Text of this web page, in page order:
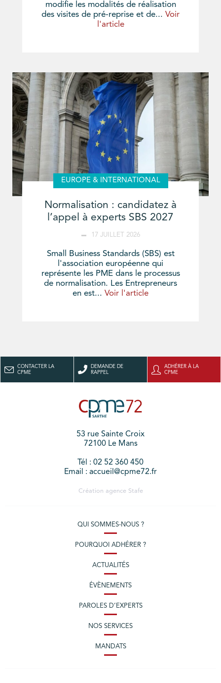
modifie les modalités de réalisation
des visites de pré-reprise et de... Voir
l'article
EUROPE & INTERNATIONAL
Normalisation : candidatez à
l’appel à experts SBS 2027
17 JUILLET 2026
Small Business Standards (SBS) est
l'association européenne qui
représente les PME dans le processus
de normalisation. Les Entrepreneurs
en est... Voir l'article
CONTACTER LA
CPME
DEMANDE DE
RAPPEL
ADHÉRER À LA
CPME
53 rue Sainte Croix
72100 Le Mans
Tél : 02 52 360 450
Email : accueil@cpme72.fr
Création agence Stafe
QUI SOMMES-NOUS ?
POURQUOI ADHÉRER ?
ACTUALITÉS
ÉVÈNEMENTS
PAROLES D’EXPERTS
NOS SERVICES
MANDATS